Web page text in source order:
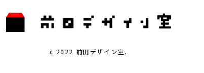
c 2022 前田デザイン室.